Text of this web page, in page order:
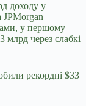
доходу у
JPMorgan
у першому
млрд через слабкі